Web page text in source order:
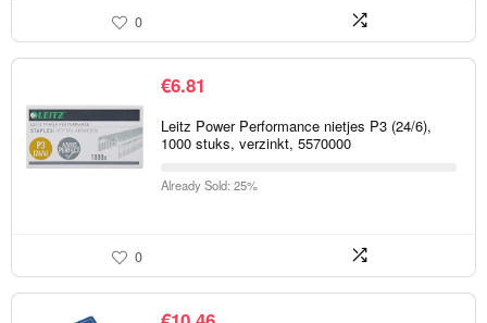
0
€6.81
Leitz Power Performance nietjes P3 (24/6),
1000 stuks, verzinkt, 5570000
Already Sold: 25%
0